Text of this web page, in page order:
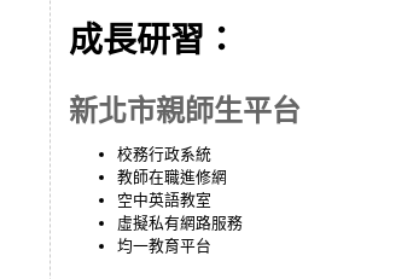
成長研習：
新北市親師生平台
校務行政系統
教師在職進修網
空中英語教室
虛擬私有網路服務
均一教育平台